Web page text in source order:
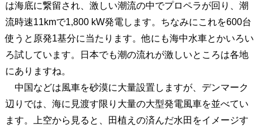
は海底に繋留され、激しい潮流の中でプロペラが回り、潮
流時速11kmで1,800 kW発電します。ちなみにこれを600台
使うと原発1基分に当たります。他にも海中水車とかいろい
ろ試しています。日本でも潮の流れが激しいところは各地
にありますね。
中国などは風車を砂漠に大量設置しますが、デンマーク
辺りでは、海に見渡す限り大量の大型発電風車を並べてい
ます。上空から見ると、田植えの済んだ水田をイメージす